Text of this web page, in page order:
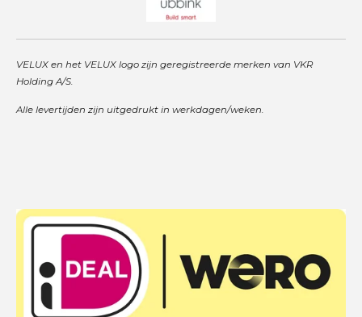
VELUX en het VELUX logo zijn geregistreerde merken van VKR
Holding A/S.
Alle levertijden zijn uitgedrukt in werkdagen/weken.